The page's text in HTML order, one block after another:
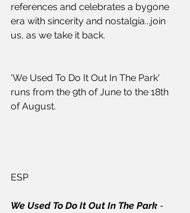
references and celebrates a bygone
era with sincerity and nostalgia...join
us, as we take it back.
'We Used To Do It Out In The Park'
runs from the 9th of June to the 18th
of August.
ESP
We Used To Do It Out In The Park -